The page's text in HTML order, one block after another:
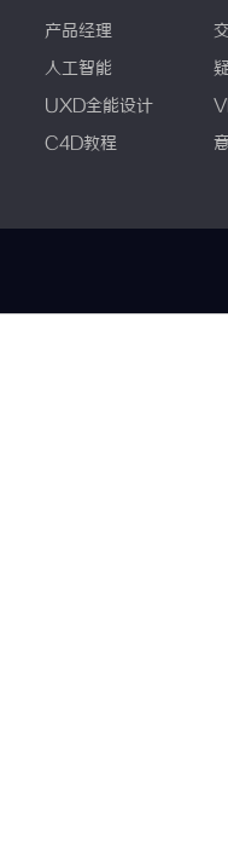
产品经理
人工智能
UXD全能设计
C4D教程